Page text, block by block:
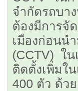
จำกัดรถบา
ต้องมีการจั
เมืองก่อน
(CCTV) ใ
ติดตั้งเพิ่มใ
400 ตัว ด้ว